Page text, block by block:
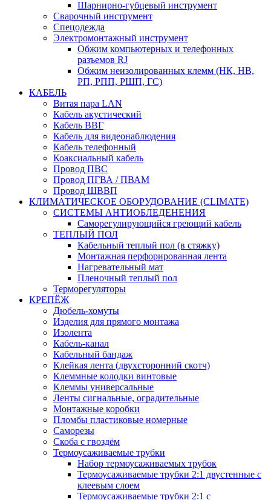
Шарнирно-губцевый инструмент
Сварочный инструмент
Спецодежда
Электромонтажный инструмент
Обжим компьютерных и телефонных
разъемов RJ
Обжим неизолированных клемм (НК, НВ,
РП, РПП, РШП, ГС)
КАБЕЛЬ
Витая пара LAN
Кабель акустический
Кабель ВВГ
Кабель для видеонаблюдения
Кабель телефонный
Коаксиальный кабель
Провод ПВС
Провод ПГВА / ПВАМ
Провод ШВВП
КЛИМАТИЧЕСКОЕ ОБОРУДОВАНИЕ (CLIMATE)
СИСТЕМЫ АНТИОБЛЕДЕНЕНИЯ
Саморегулирующийся греющий кабель
ТЕПЛЫЙ ПОЛ
Кабельный теплый пол (в стяжку)
Монтажная перфорированная лента
Нагревательный мат
Пленочный теплый пол
Терморегуляторы
КРЕПЁЖ
Дюбель-хомуты
Изделия для прямого монтажа
Изолента
Кабель-канал
Кабельный бандаж
Клейкая лента (двухсторонний скотч)
Клеммные колодки винтовые
Клеммы универсальные
Ленты сигнальные, оградительные
Монтажные коробки
Пломбы пластиковые номерные
Саморезы
Скоба с гвоздём
Термоусаживаемые трубки
Набор термоусаживаемых трубок
Термоусаживаемые трубки 2:1 двустенные с
клеевым слоем
Термоусаживаемые трубки 2:1 с